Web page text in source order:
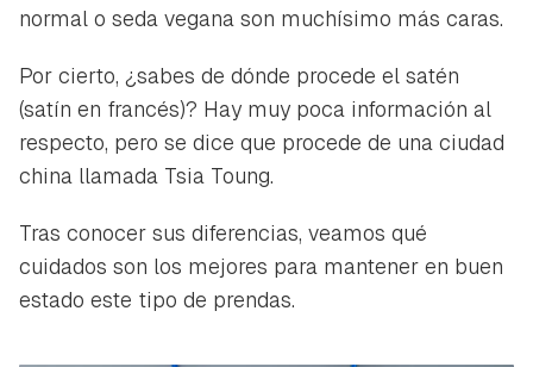
normal o seda vegana son muchísimo más caras.
Por cierto, ¿sabes de dónde procede el satén
(satín en francés)? Hay muy poca información al
respecto, pero se dice que procede de una ciudad
china llamada Tsia Toung.
Tras conocer sus diferencias, veamos qué
cuidados son los mejores para mantener en buen
estado este tipo de prendas.